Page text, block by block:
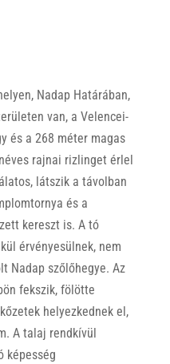
Nadap Határában,
van, a Velencei-
és a 268 méter magas
rajnai rizlinget érlel
látszik a távolban
és a
kereszt is. A tó
érvényesülnek, nem
Nadap szőlőhegye. Az
fekszik, fölötte
helyezkednek el,
A talaj rendkívül
képesség